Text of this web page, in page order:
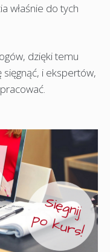
właśnie do tych
dzięki temu
i ekspertów,